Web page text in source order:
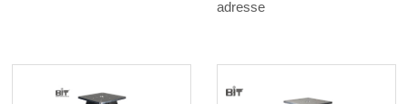
adresse